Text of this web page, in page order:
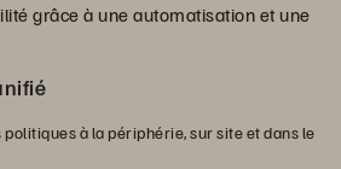
grâce à une automatisation et une
à la périphérie, sur site et dans le